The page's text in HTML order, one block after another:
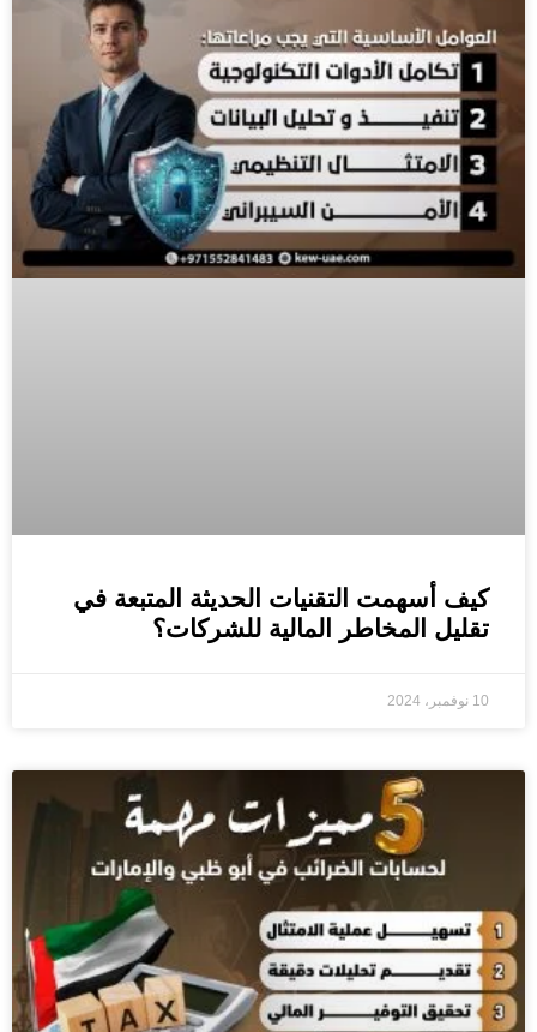
كيف أسهمت التقنيات الحديثة المتبعة في
تقليل المخاطر المالية للشركات؟
10 نوفمبر، 2024